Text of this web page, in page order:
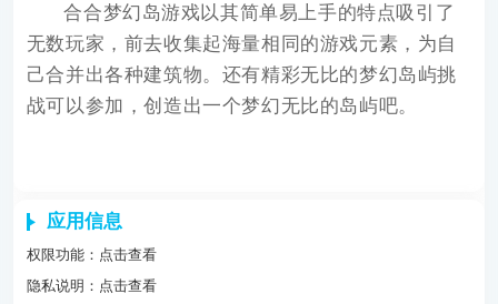
合合梦幻岛游戏以其简单易上手的特点吸引了
无数玩家，前去收集起海量相同的游戏元素，为自
己合并出各种建筑物。还有精彩无比的梦幻岛屿挑
战可以参加，创造出一个梦幻无比的岛屿吧。
应用信息
权限功能： 点击查看
隐私说明： 点击查看